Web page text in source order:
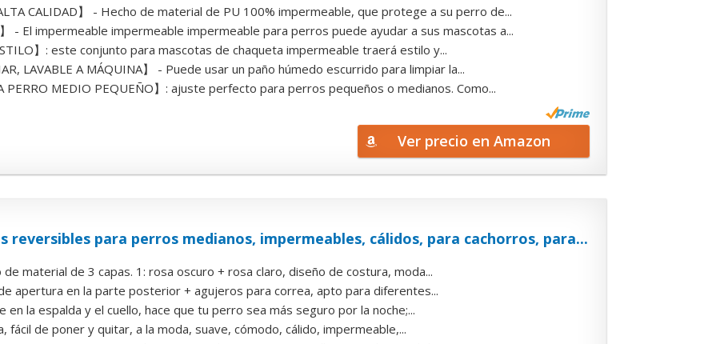
ALTA CALIDAD】 - Hecho de material de PU 100% impermeable, que protege a su perro de...
】 - El impermeable impermeable impermeable para perros puede ayudar a sus mascotas a...
】: este conjunto para mascotas de chaqueta impermeable traerá estilo y...
LAVABLE A MÁQUINA】 - Puede usar un paño húmedo escurrido para limpiar la...
PERRO MEDIO PEQUEÑO】: ajuste perfecto para perros pequeños o medianos. Como...
Ver precio en Amazon
reversibles para perros medianos, impermeables, cálidos, para cachorros, para...
de material de 3 capas. 1: rosa oscuro + rosa claro, diseño de costura, moda...
apertura en la parte posterior + agujeros para correa, apto para diferentes...
en la espalda y el cuello, hace que tu perro sea más seguro por la noche;...
fácil de poner y quitar, a la moda, suave, cómodo, cálido, impermeable,...